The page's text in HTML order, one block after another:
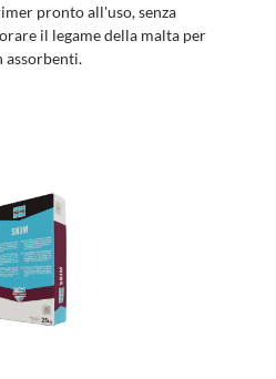
pronto all'uso, senza
il legame della malta per
assorbenti.